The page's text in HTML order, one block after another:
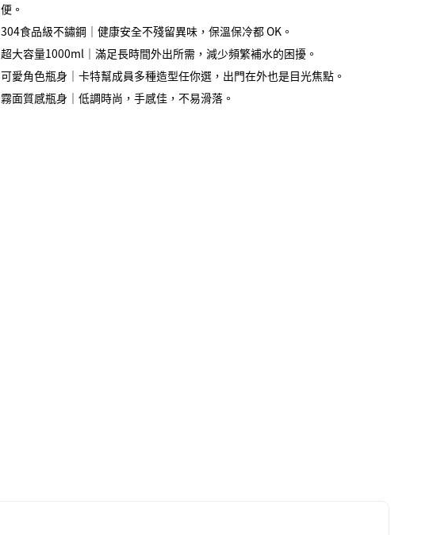
便。
304食品級不鏽鋼｜健康安全不殘留異味，保溫保冷都 OK。
超大容量1000ml｜滿足長時間外出所需，減少頻繁補水的困擾。
可愛角色瓶身｜卡特幫成員多種造型任你選，出門在外也是目光焦點。
霧面質感瓶身｜低調時尚，手感佳，不易滑落。